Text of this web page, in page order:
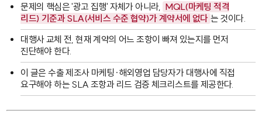
문제의 핵심은 '광고 집행' 자체가 아니라, MQL(마케팅 적격
리드) 기준과 SLA(서비스 수준 협약)가 계약서에 없다 는 것이다.
대행사 교체 전, 현재 계약의 어느 조항이 빠져 있는지를 먼저
진단해야 한다.
이 글은 수출 제조사 마케팅·해외영업 담당자가 대행사에 직접
요구해야 하는 SLA 조항과 리드 검증 체크리스트를 제공한다.